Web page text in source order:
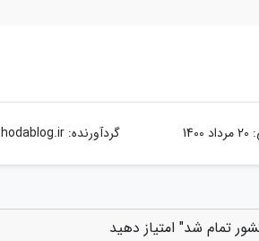
20 مرداد 1400 گردآورنده:hodablog.ir